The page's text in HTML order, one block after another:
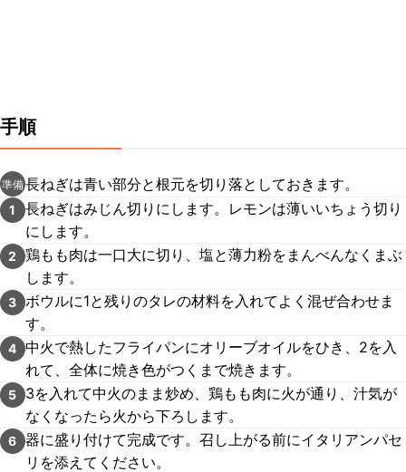
手順
準備長ねぎは青い部分と根元を切り落としておきます。
1
長ねぎはみじん切りにします。レモンは薄いいちょう切り
にします。
2
鶏もも肉は一口大に切り、塩と薄力粉をまんべんなくまぶ
します。
3 ボウルに1と残りのタレの材料を入れてよく混ぜ合わせま
す。
4 中火で熱したフライパンにオリーブオイルをひき、2を入
れて、全体に焼き色がつくまで焼きます。
5
3を入れて中火のまま炒め、鶏もも肉に火が通り、汁気が
なくなったら火から下ろします。
6 器に盛り付けて完成です。召し上がる前にイタリアンパセ
リを添えてください。